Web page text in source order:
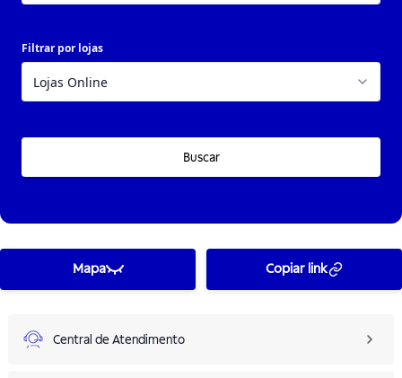
Filtrar por lojas
Buscar
Mapa Copiar link
Central de Atendimento